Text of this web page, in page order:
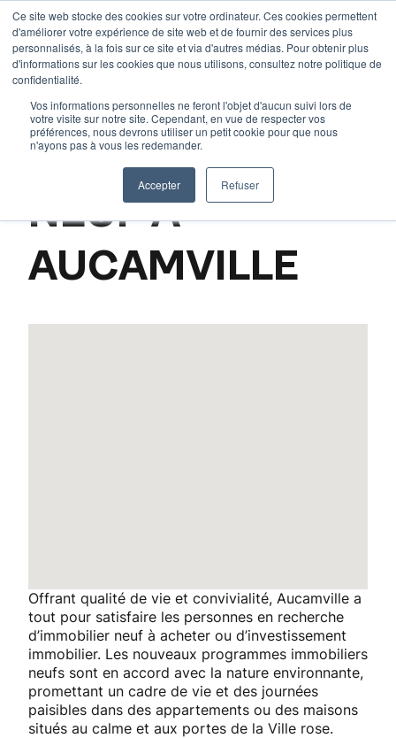
Ce site web stocke des cookies sur votre ordinateur. Ces cookies permettent
d'améliorer votre expérience de site web et de fournir des services plus
personnalisés, à la fois sur ce site et via d'autres médias. Pour obtenir plus
d'informations sur les cookies que nous utilisons, consultez notre politique de
confidentialité.
Vos informations personnelles ne feront l'objet d'aucun suivi lors de
votre visite sur notre site. Cependant, en vue de respecter vos
préférences, nous devrons utiliser un petit cookie pour que nous
n'ayons pas à vous les redemander.
Accepter Refuser
Aller
au
contenu
Accueil–
L’IMMOBILIER
NEUF À
AUCAMVILLE
Offrant qualité de vie et convivialité, Aucamville a
tout pour satisfaire les personnes en recherche
d’immobilier neuf à acheter ou d’investissement
immobilier. Les nouveaux programmes immobiliers
neufs sont en accord avec la nature environnante,
promettant un cadre de vie et des journées
paisibles dans des appartements ou des maisons
situés au calme et aux portes de la Ville rose.